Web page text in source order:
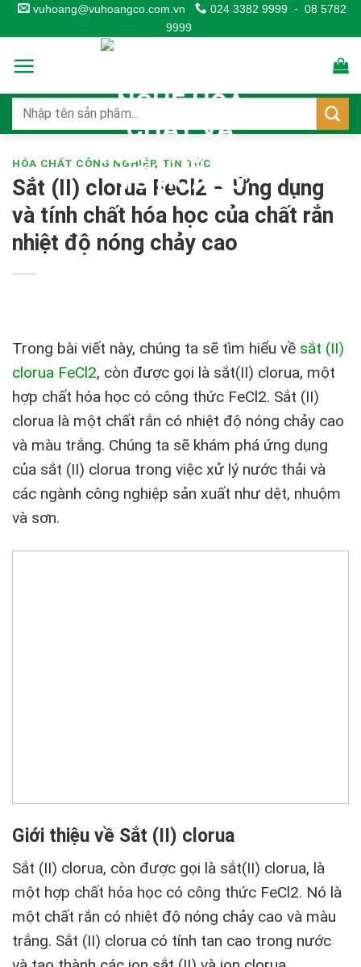
Skip
to
content
vuhoang@vuhoangco.com.vn 024 3382 9999 - 08 5782
9999
HÓA CHẤT CÔNG NGHIỆP, TIN TỨC
Sắt (II) clorua FeCl2 – Ứng dụng
và tính chất hóa học của chất rắn
nhiệt độ nóng chảy cao
Trong bài viết này, chúng ta sẽ tìm hiểu về sắt (II)
clorua FeCl2, còn được gọi là sắt(II) clorua, một
hợp chất hóa học có công thức FeCl2. Sắt (II)
clorua là một chất rắn có nhiệt độ nóng chảy cao
và màu trắng. Chúng ta sẽ khám phá ứng dụng
của sắt (II) clorua trong việc xử lý nước thải và
các ngành công nghiệp sản xuất như dệt, nhuộm
và sơn.
Giới thiệu về Sắt (II) clorua
Sắt (II) clorua, còn được gọi là sắt(II) clorua, là
một hợp chất hóa học có công thức FeCl2. Nó là
một chất rắn có nhiệt độ nóng chảy cao và màu
trắng. Sắt (II) clorua có tính tan cao trong nước